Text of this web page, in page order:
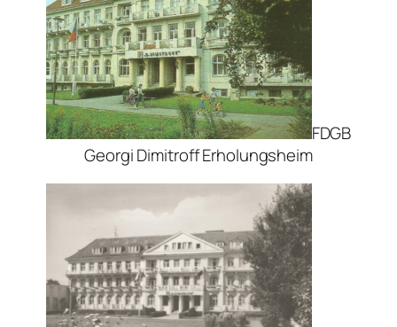
FDGB
Georgi Dimitroff Erholungsheim